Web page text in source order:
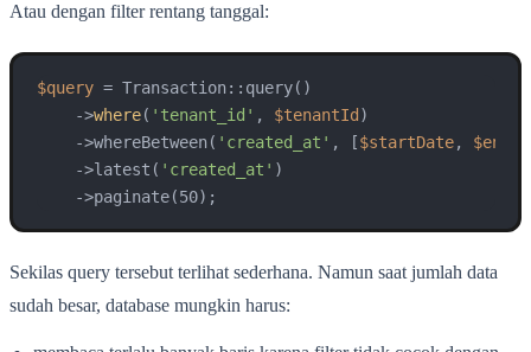
Atau dengan filter rentang tanggal:
$query = Transaction::query()
    ->
where( 'tenant_id' , $tenantId )
    ->whereBetween(
'created_at' , [$startDate,
    ->latest(
'created_at' )
    ->paginate(50);
Sekilas query tersebut terlihat sederhana. Namun saat jumlah data
sudah besar, database mungkin harus: